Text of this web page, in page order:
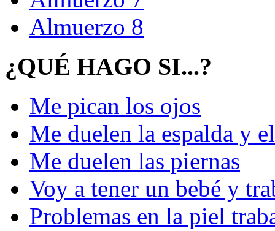
Almuerzo 8
¿QUÉ HAGO SI...?
Me pican los ojos
Me duelen la espalda y
Me duelen las piernas
Voy a tener un bebé y
Problemas en la piel